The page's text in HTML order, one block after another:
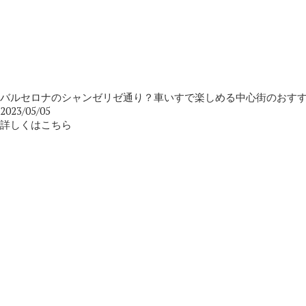
バルセロナのシャンゼリゼ通り？車いすで楽しめる中心街のおす
2023/05/05
詳しくはこちら